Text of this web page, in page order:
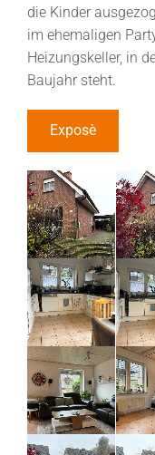
die Kinder
im ehemaligen
Heizungskeller, in
Baujahr steht.
Exposè